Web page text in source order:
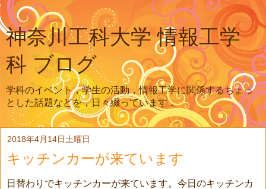
神奈川工科大学 情報工学
科 ブログ
学科のイベント，学生の活動，情報工学に関係するちょっ
とした話題などを，日々綴っています．
2018年4月14日土曜日
キッチンカーが来ています
日替わりでキッチンカーが来ています。今日のキッチンカ